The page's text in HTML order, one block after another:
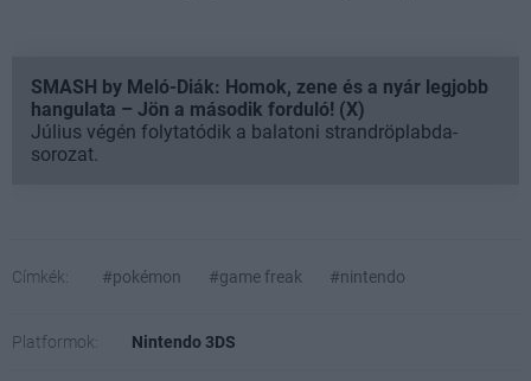
SMASH by Meló-Diák: Homok, zene és a nyár legjobb
hangulata – Jön a második forduló! (X)
Július végén folytatódik a balatoni strandröplabda-
sorozat.
Címkék: #pokémon #game freak #nintendo
Platformok: Nintendo 3DS